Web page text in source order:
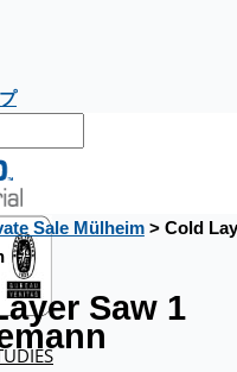
Sale Mülheim> Cold
Saw 1